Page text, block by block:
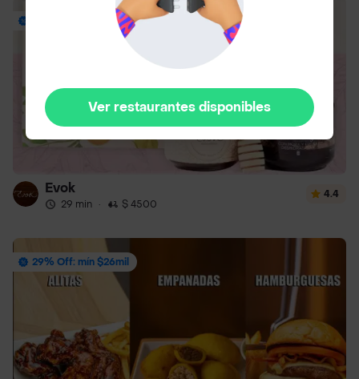
Evok
29 min · $ 4500
4.4
29% Off: mín $26mil
Ver restaurantes disponibles